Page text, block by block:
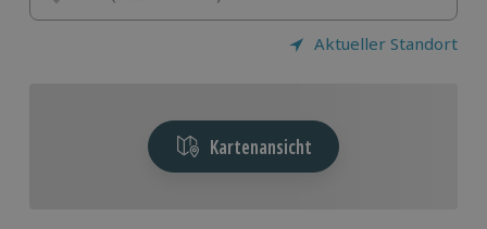
Aktueller Standort
Kartenansicht